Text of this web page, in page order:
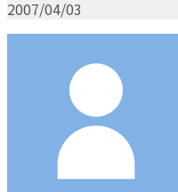
2007/04/03